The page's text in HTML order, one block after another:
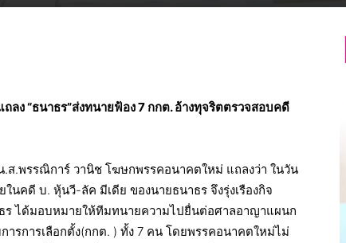
ง “ธนาธร”ส่งทนายฟ้อง 7 กกต. อ้างทุจริตตรวจสอบคดี
.พรรณิการ์ วานิช โฆษกพรรคอนาคตใหม่ แถลงว่า ในวัน
คดี บ. หุ้นวี-ลัค มีเดีย ของนายธนาธร จึงรุ่งเรืองกิจ
ได้มอบหมายให้ทีมทนายความไปยื่นต่อศาลอาญาแผนก
รการเลือกตั้ง(กกต. ) ทั้ง 7 คน โดยพรรคอนาคตใหม่ไม่